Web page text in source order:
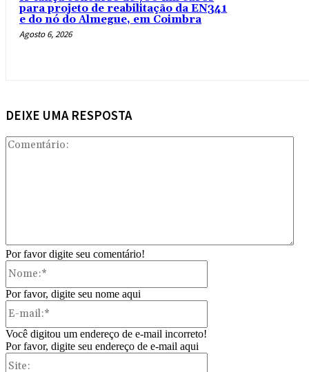
para projeto de reabilitação da EN341
e do nó do Almegue, em Coimbra
Agosto 6, 2026
DEIXE UMA RESPOSTA
Por favor digite seu comentário!
Por favor, digite seu nome aqui
Você digitou um endereço de e-mail incorreto!
Por favor, digite seu endereço de e-mail aqui